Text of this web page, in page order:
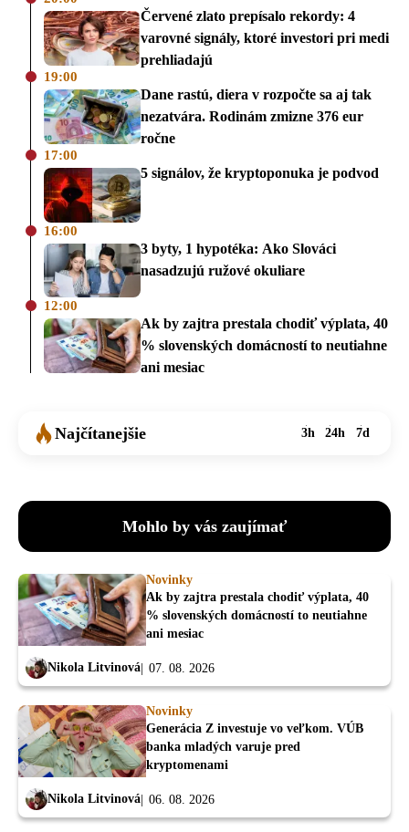
Červené zlato prepísalo rekordy: 4
varovné signály, ktoré investori pri medi
prehliadajú
19:00
Dane rastú, diera v rozpočte sa aj tak
nezatvára. Rodinám zmizne 376 eur
ročne
17:00
5 signálov, že kryptoponuka je podvod
16:00
3 byty, 1 hypotéka: Ako Slováci
nasadzujú ružové okuliare
12:00
Ak by zajtra prestala chodiť výplata, 40
% slovenských domácností to neutiahne
ani mesiac
Najčítanejšie 3h 24h 7d
Mohlo by vás zaujímať
Novinky
Ak by zajtra prestala chodiť výplata, 40
% slovenských domácností to neutiahne
ani mesiac
Nikola Litvinová 07. 08. 2026
Novinky
Generácia Z investuje vo veľkom. VÚB
banka mladých varuje pred
kryptomenami
Nikola Litvinová 06. 08. 2026